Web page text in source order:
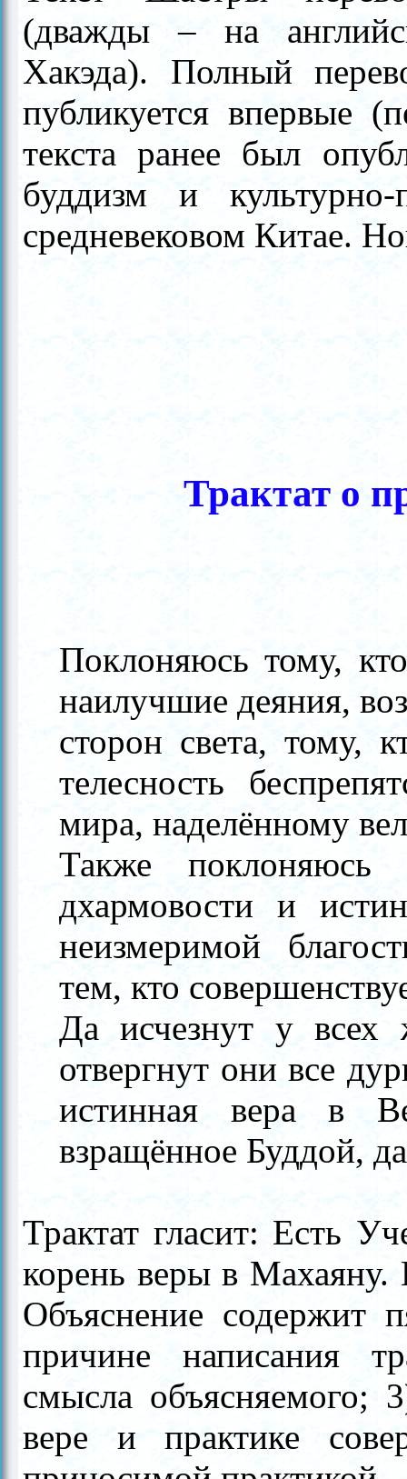
(дважды– на
Хакэда). Полный
публикуется впервые
текста ранее был
буддизм и культурно-
средневековом Китае.
Трактат о
Поклоняюсь тому,
наилучшие деяния,
сторон света, тому,
телесность
мира, наделённому
Также
дхармовости и
неизмеримой
тем, кто
Да исчезнут у всех
отвергнут они все
истинная вера в
взращённое Буддой,
Трактат гласит: Есть
корень веры в Махаяну.
Объяснение содержит
причине написания
смысла объясняемого;
вере и практике